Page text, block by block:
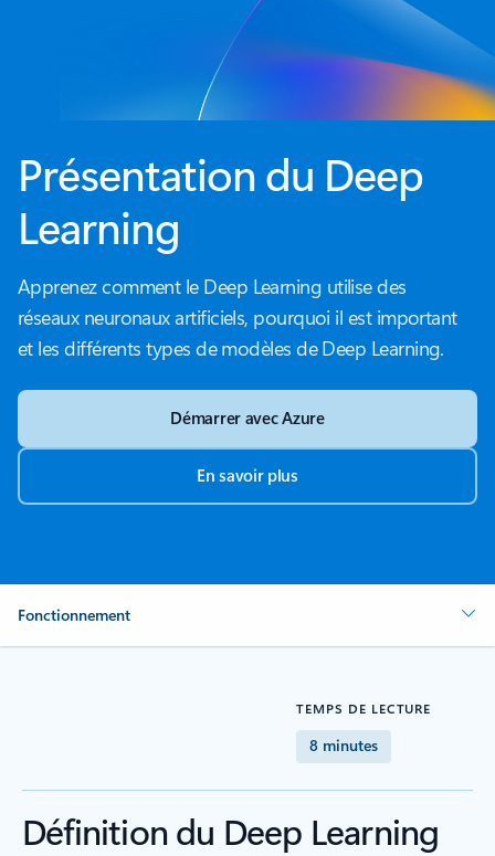
Présentation du Deep
Learning
Apprenez comment le Deep Learning utilise des
réseaux neuronaux artificiels, pourquoi il est important
et les différents types de modèles de Deep Learning.
Démarrer avec Azure
En savoir plus
Fonctionnement
TEMPS DE LECTURE
8 minutes
Définition du Deep Learning